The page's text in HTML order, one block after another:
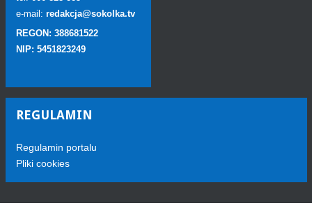
e-mail: redakcja@sokolka.tv
REGON: 388681522
NIP: 5451823249
REGULAMIN
Regulamin portalu
Pliki cookies